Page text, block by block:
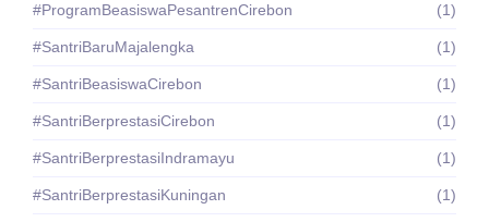
#ProgramBeasiswaPesantrenCirebon (1)
#SantriBaruMajalengka (1)
#SantriBeasiswaCirebon (1)
#SantriBerprestasiCirebon (1)
#SantriBerprestasiIndramayu (1)
#SantriBerprestasiKuningan (1)